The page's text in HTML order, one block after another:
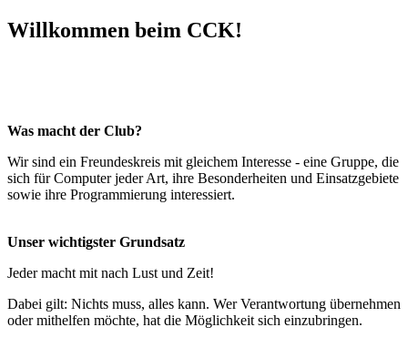
Willkommen beim CCK!
Was macht der Club?
Wir sind ein Freundeskreis mit gleichem Interesse - eine Gruppe, die
sich für Computer jeder Art, ihre Besonderheiten und Einsatzgebiete
sowie ihre Programmierung interessiert.
Unser wichtigster Grundsatz
Jeder macht mit nach Lust und Zeit!
Dabei gilt: Nichts muss, alles kann. Wer Verantwortung übernehmen
oder mithelfen möchte, hat die Möglichkeit sich einzubringen.